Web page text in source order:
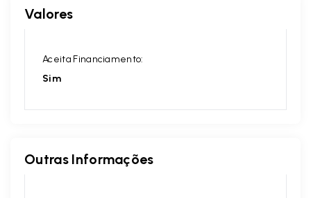
Valores
Aceita Financiamento:
Sim
Outras Informações